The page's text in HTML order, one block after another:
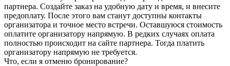
партнера. Создайте заказ на удобную дату и время, и внесите
предоплату. После этого вам станут доступны контакты
организатора и точное место встречи. Оставшуюся стоимость
оплатите организатору напрямую. В редких случаях оплата
полностью происходит на сайте партнера. Тогда платить
организатору напрямую не требуется.
Что, если я отменю бронирование?